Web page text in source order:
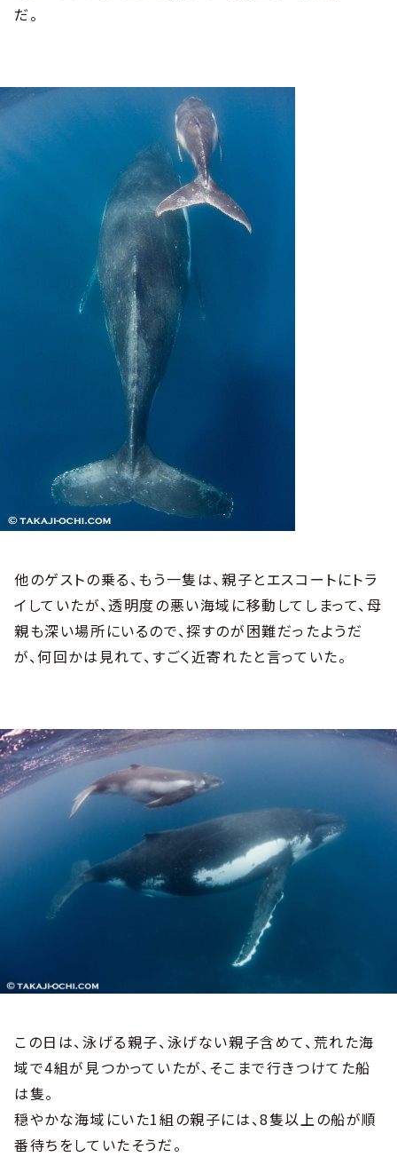
だ。
他のゲストの乗る、もう一隻は、親子とエスコートにトラ
イしていたが、透明度の悪い海域に移動してしまって、母
親も深い場所にいるので、探すのが困難だったようだ
が、何回かは見れて、すごく近寄れたと言っていた。
この日は、泳げる親子、泳げない親子含めて、荒れた海
域で4組が見つかっていたが、そこまで行きつけてた船
は隻。
穏やかな海域にいた1組の親子には、8隻以上の船が順
番待ちをしていたそうだ。